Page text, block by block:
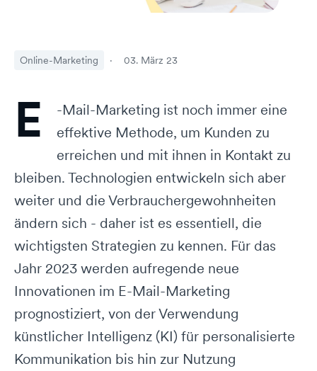
Online-Marketing · 03. März 23
E
-Mail-Marketing ist noch immer eine
effektive Methode, um Kunden zu
erreichen und mit ihnen in Kontakt zu
bleiben. Technologien entwickeln sich aber
weiter und die Verbrauchergewohnheiten
ändern sich - daher ist es essentiell, die
wichtigsten Strategien zu kennen. Für das
Jahr 2023 werden aufregende neue
Innovationen im E-Mail-Marketing
prognostiziert, von der Verwendung
künstlicher Intelligenz (KI) für personalisierte
Kommunikation bis hin zur Nutzung